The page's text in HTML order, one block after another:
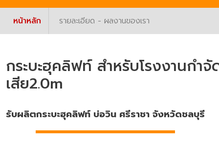
หน้าหลัก รายละเอียด - ผลงานของเรา
กระบะฮุคลิฟท์ สำหรับโรงงานกำ
เสีย2.0m
รับผลิตกระบะฮุคลิฟท์ บ่อวิน ศรีราชา จังหวัดชลบุรี